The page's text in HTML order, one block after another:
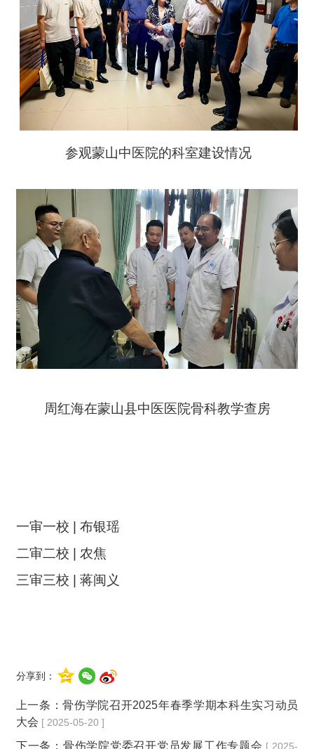
参观蒙山中医院的科室建设情况
周红海在蒙山县中医医院骨科教学查房
一审一校 | 布银瑶
二审二校 | 农焦
三审三校 | 蒋闽义
分享到：
上一条：骨伤学院召开2025年春季学期本科生实习动员
大会 [ 2025-05-20 ]
下一条： 骨伤学院党委召开党员发展工作专题会 [ 2025-